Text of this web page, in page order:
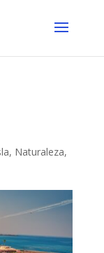
, Naturaleza,